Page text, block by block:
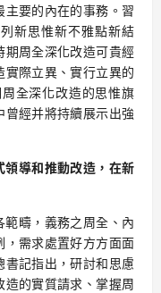
要的內在的事務。習
新思惟新不雅點新結
周全深化改造可貴經
際立異、實行立異的
全深化改造的思惟旗
經并將持續展示出強
領導和推動改造，在新
疇，義務之周全、內
需求處置好方方面面
記指出，研討和思慮
的實質請求、掌握周